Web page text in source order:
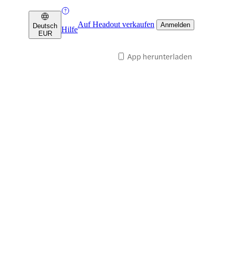
Deutsch
EUR
Hilfe
Auf Headout verkaufen Anmelden
App herunterladen